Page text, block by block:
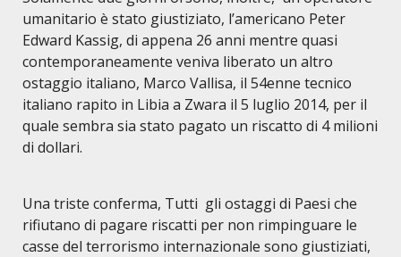
umanitario è stato giustiziato, l’americano Peter
Edward Kassig, di appena 26 anni mentre quasi
contemporaneamente veniva liberato un altro
ostaggio italiano, Marco Vallisa, il 54enne tecnico
italiano rapito in Libia a Zwara il 5 luglio 2014, per il
quale sembra sia stato pagato un riscatto di 4 milioni
di dollari.
Una triste conferma, Tutti gli ostaggi di Paesi che
rifiutano di pagare riscatti per non rimpinguare le
casse del terrorismo internazionale sono giustiziati,